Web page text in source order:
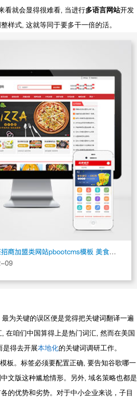
看就会显得很难看, 当进行多语言网站开发
样式, 这就等同于要多干一倍的活。
为关键的误区便是觉得把关键词翻译一遍
在咱们中国算得上是热门词汇, 然而在美国
是得去开展本地化的关键词调研工作。
板。标签必须要配置正确, 要告知谷歌哪一
文版这种尴尬情形。另外, 域名策略也都是
的优势和劣势。对于中小企业来说，子目